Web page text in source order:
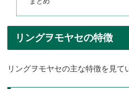
リングヲモヤセの特徴
リングヲモヤセの主な特徴を見て